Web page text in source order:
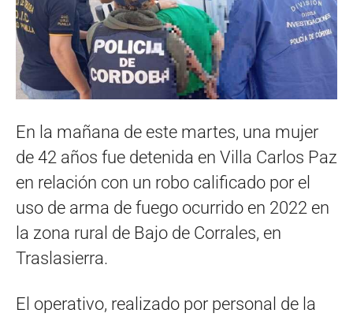
En la mañana de este martes, una mujer
de 42 años fue detenida en Villa Carlos Paz
en relación con un robo calificado por el
uso de arma de fuego ocurrido en 2022 en
la zona rural de Bajo de Corrales, en
Traslasierra.
El operativo, realizado por personal de la